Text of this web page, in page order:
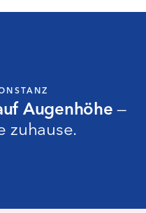
Augenhöhe —
zuhause.